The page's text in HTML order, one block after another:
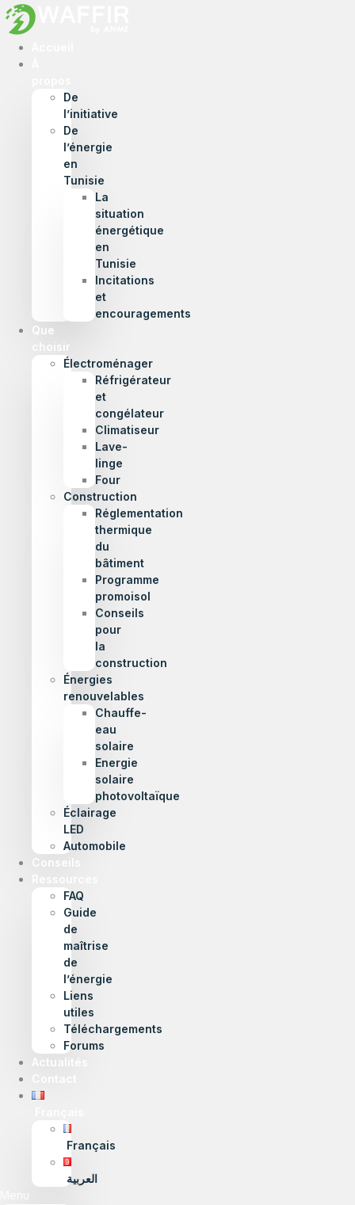
De
l’initiative
De
l’énergie
en
Tunisie
La
situation
énergétique
en
Tunisie
Incitations
et
encouragements
Que
choisir
Électroménager
Réfrigérateur
et
congélateur
Climatiseur
Lave-
linge
Four
Construction
Réglementation
thermique
du
bâtiment
Programme
promoisol
Conseils
pour
la
construction
Énergies
renouvelables
Chauffe-
eau
solaire
Energie
solaire
photovoltaïque
Éclairage
LED
Automobile
Conseils
FAQ
Guide
de
maîtrise
de
l’énergie
Liens
utiles
Téléchargements
Forums
Actualités
Français
العربية